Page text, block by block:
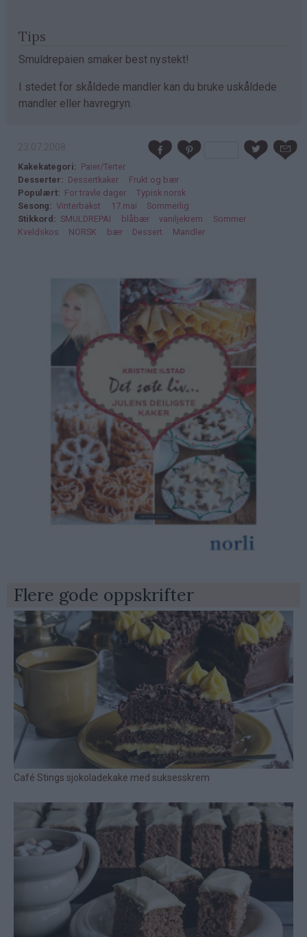
Tips
Smuldrepaien smaker best nystekt!
I stedet for skåldede mandler kan du bruke uskåldede
mandler eller havregryn.
Kakekategori
Paier/Terter
Desserter
Dessertkaker
Frukt og bær
Populært
For travle dager
Typisk norsk
Sesong
Vinterbakst 17.mai
Sommerlig
Stikkord
SMULDREPAI blåbær vaniljekrem
Sommer
Kveldskos
NORSK bær Dessert Mandler